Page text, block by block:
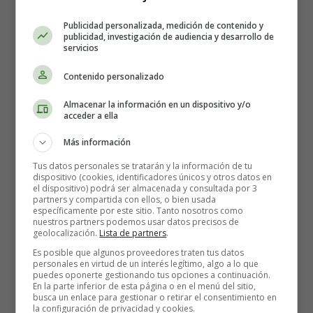
Dolor.
Grandes coágulos.
médico le hará preguntas sobre su historial médico y el
historial de su ciclo. Estas respuestas los ayudarán a
determinar sus riesgos de ciertos trastornos reproductivos,
como SOP y endometriosis.
Si está tomando algún medicamento, incluido el control
de la natalidad, mencione esto a su médico, ya que estos
medicamentos pueden causar sangrado anormal.
Ultrasonido
Publicidad personalizada, medición de contenido y
publicidad, investigación de audiencia y desarrollo de
servicios
Contenido personalizado
Almacenar la información en un dispositivo y/o
acceder a ella
Más información
Tus datos personales se tratarán y la información de tu
dispositivo (cookies, identificadores únicos y otros datos en
el dispositivo) podrá ser almacenada y consultada por 3
partners y compartida con ellos, o bien usada
específicamente por este sitio. Tanto nosotros como
nuestros partners podemos usar datos precisos de
geolocalización. Lista de partners.
Es posible que algunos proveedores traten tus datos
personales en virtud de un interés legítimo, algo a lo que
puedes oponerte gestionando tus opciones a continuación.
En la parte inferior de esta página o en el menú del sitio,
busca un enlace para gestionar o retirar el consentimiento en
la configuración de privacidad y cookies.